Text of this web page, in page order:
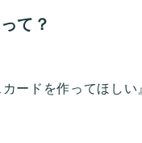
て？
ードを作ってほし